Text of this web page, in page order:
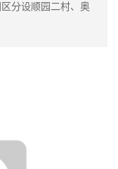
分设顺园二村、奥